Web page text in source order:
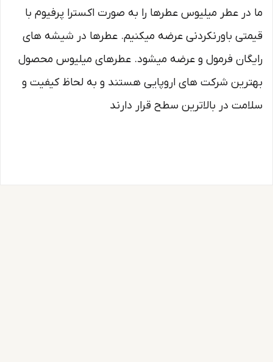
ما در عطر میلیوس عطرها را به صورت اکسترا پرفیوم با
قیمتی باورنکردنی عرضه میکنیم. عطرها در شیشه های
رایگان فرمول و عرضه میشود. عطرهای میلیوس محصول
بهترین شرکت های اروپایی هستند و به لحاظ کیفیت و
سلامت در بالاترین سطح قرار دارند